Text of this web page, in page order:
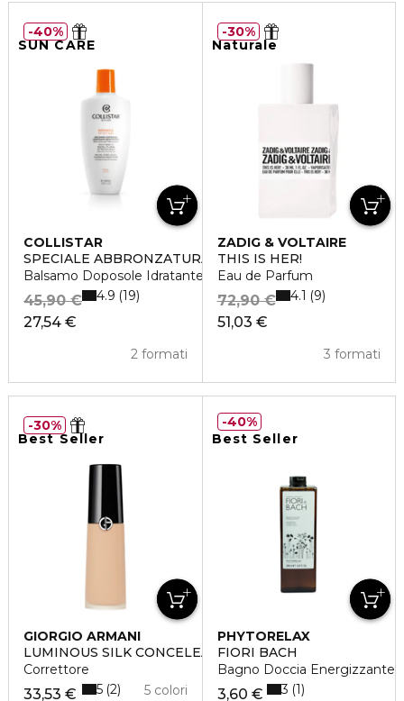
SUN CARE
COLLISTAR
SPECIALE ABBRONZATURA PERFETTA
Balsamo Doposole Idratante Restitutivo
27,54 €
45,90 €
2 formati
4.9 19
40%
Naturale
ZADIG & VOLTAIRE
THIS IS HER!
Eau de Parfum
51,03 €
72,90 €
3 formati
4.1 9
30%
Best Seller
GIORGIO ARMANI
LUMINOUS SILK CONCELEAR
Correttore
33,53 €
5 colori
5 2
30%
Best Seller
PHYTORELAX
FIORI BACH
Bagno Doccia Energizzante
3,60 €
3 1
40%